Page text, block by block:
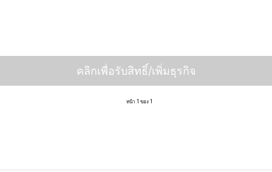
คลิกเพื่อรับสิทธิ์/เพิ่มธุรกิจ
หน้า 1 ของ 1